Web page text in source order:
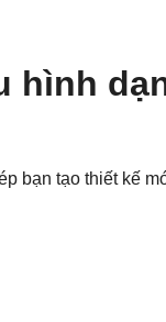
hình
bạn tạo thiết kế